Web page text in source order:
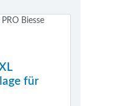
für